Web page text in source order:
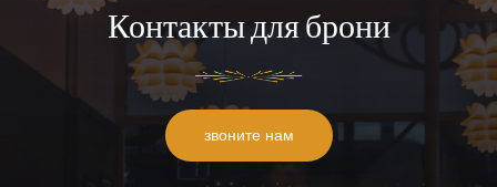
Контакты для брони
звоните нам